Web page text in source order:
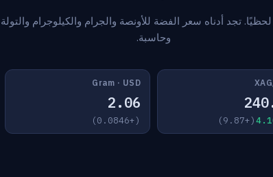
تجد أدناه سعر الفضة للأونصة والجرام والكيلوجرام
وحاسبة.
(+9.87)
Gram · USD
2.06
(+0.0846)